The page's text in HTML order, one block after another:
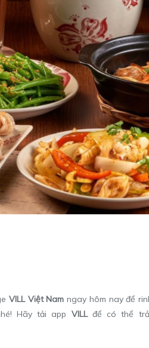
VILL Việt Namngay hôm nay để
Hãy tải app VILLđể có thể trải